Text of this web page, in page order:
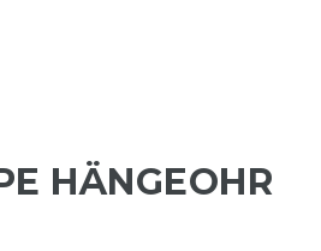
HÄNGEOHR